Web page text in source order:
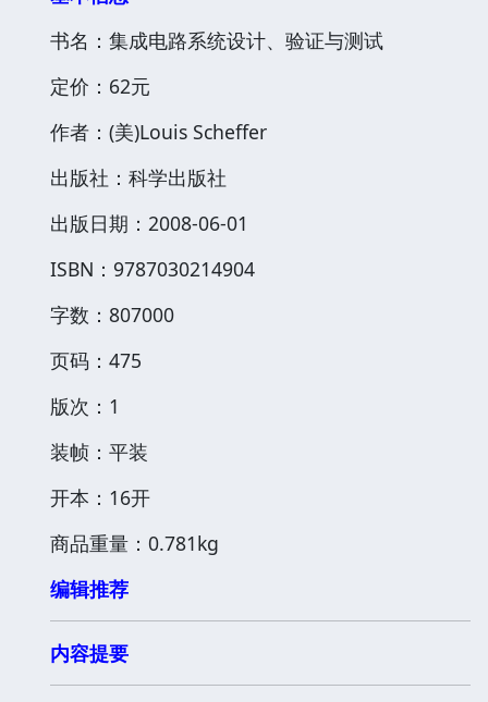
书名：集成电路系统设计、验证与测试
定价：62元
作者：(美)Louis Scheffer
出版社：科学出版社
出版日期：2008-06-01
ISBN：9787030214904
字数：807000
页码：475
版次：1
装帧：平装
开本：16开
商品重量：0.781kg
编辑推荐
内容提要